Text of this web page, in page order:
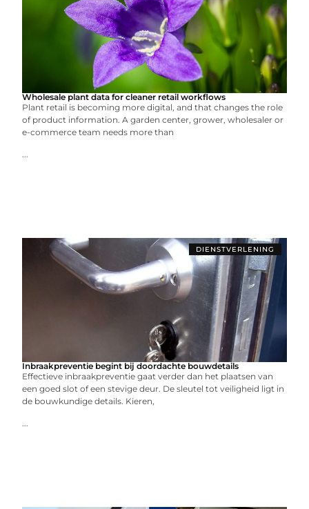
Wholesale plant data for cleaner retail workflows
Plant retail is becoming more digital, and that changes the role
of product information. A garden center, grower, wholesaler or
e-commerce team needs more than
...
DIENSTVERLENING
Inbraakpreventie begint bij doordachte bouwdetails
Effectieve inbraakpreventie gaat verder dan het plaatsen van
een goed slot of een stevige deur. De sleutel tot veiligheid ligt in
de bouwkundige details. Kieren,
...